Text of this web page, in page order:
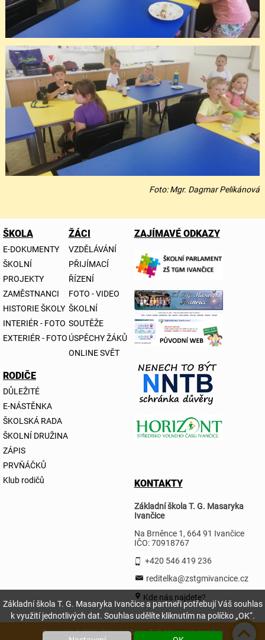
Základní škola T. G. Masaryka Ivančice a partneři potřebují Váš souhlas
k využití jednotlivých dat. Souhlas udělíte kliknutím na políčko „OK“.
Foto: Mgr. Dagmar Pelikánová
ŠKOLA
E-DOKUMENTY
ŠKOLNÍ
PROJEKTY
ZAMĚSTNANCI
HISTORIE ŠKOLY
INTERIÉR - FOTO
EXTERIÉR - FOTO
ŽÁCI
VZDĚLÁVÁNÍ
PŘIJÍMACÍ
ŘÍZENÍ
FOTO - VIDEO
ŠKOLNÍ
SOUTĚŽE
ÚSPĚCHY ŽÁKŮ
ONLINE SVĚT
RODIČE
DŮLEŽITÉ
E-NÁSTĚNKA
ŠKOLSKÁ RADA
ŠKOLNÍ DRUŽINA
ZÁPIS
PRVŇÁČKŮ
Klub rodičů
ZAJÍMAVÉ ODKAZY
KONTAKTY
Základní škola T. G. Masaryka
Ivančice
Na Brněnce 1, 664 91 Ivančice
IČO: 70918767
+420 546 419 236
reditelka@zstgmivancice.cz
Kde nás najdete?
Copyright © 2026 Základní škola T. G. Masaryka Ivančice